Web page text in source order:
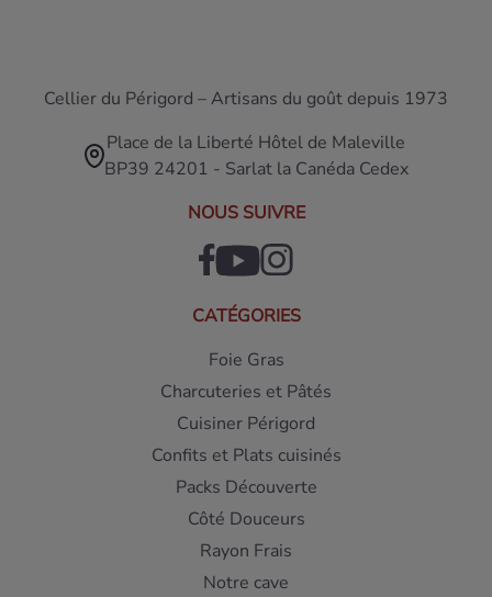
Cellier du Périgord – Artisans du goût depuis 1973
Place de la Liberté Hôtel de Maleville
BP39 24201 - Sarlat la Canéda Cedex
NOUS SUIVRE
CATÉGORIES
Foie Gras
Charcuteries et Pâtés
Cuisiner Périgord
Confits et Plats cuisinés
Packs Découverte
Côté Douceurs
Rayon Frais
Notre cave